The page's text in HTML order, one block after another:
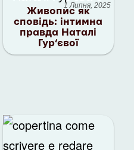
1 Липня, 2025
Живопис як
сповідь: інтимна
правда Наталі
Гур’євої